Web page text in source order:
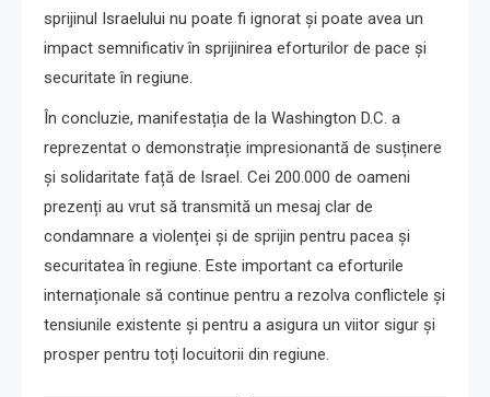
sprijinul Israelului nu poate fi ignorat și poate avea un
impact semnificativ în sprijinirea eforturilor de pace și
securitate în regiune.
În concluzie, manifestația de la Washington D.C. a
reprezentat o demonstrație impresionantă de susținere
și solidaritate față de Israel. Cei 200.000 de oameni
prezenți au vrut să transmită un mesaj clar de
condamnare a violenței și de sprijin pentru pacea și
securitatea în regiune. Este important ca eforturile
internaționale să continue pentru a rezolva conflictele și
tensiunile existente și pentru a asigura un viitor sigur și
prosper pentru toți locuitorii din regiune.